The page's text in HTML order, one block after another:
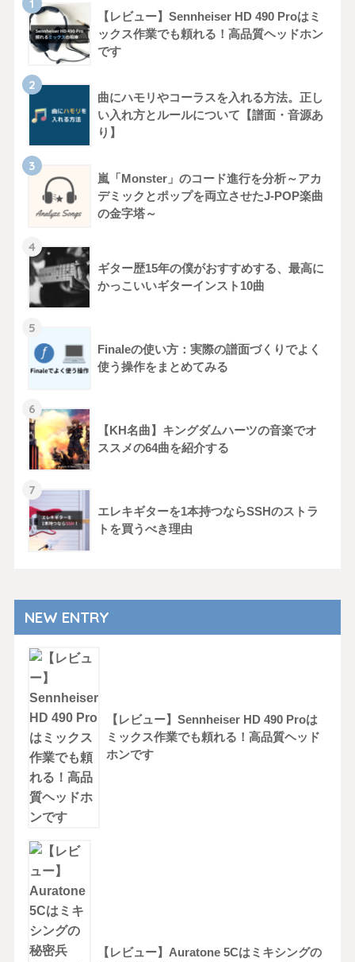
【レビュー】Sennheiser HD 490 Proはミ
ックス作業でも頼れる！高品質ヘッドホン
です
曲にハモリやコーラスを入れる方法。正し
い入れ方とルールについて【譜面・音源あ
り】
嵐「Monster」のコード進行を分析～アカ
デミックとポップを両立させたJ-POP楽曲
の金字塔～
ギター歴15年の僕がおすすめする、最高に
かっこいいギターインスト10曲
Finaleの使い方：実際の譜面づくりでよく
使う操作をまとめてみる
【KH名曲】キングダムハーツの音楽でオ
ススメの64曲を紹介する
エレキギターを1本持つならSSHのストラ
トを買うべき理由
NEW ENTRY
【レビュー】Sennheiser HD 490 Proは
ミックス作業でも頼れる！高品質ヘッド
ホンです
【レビュー】Auratone 5Cはミキシングの